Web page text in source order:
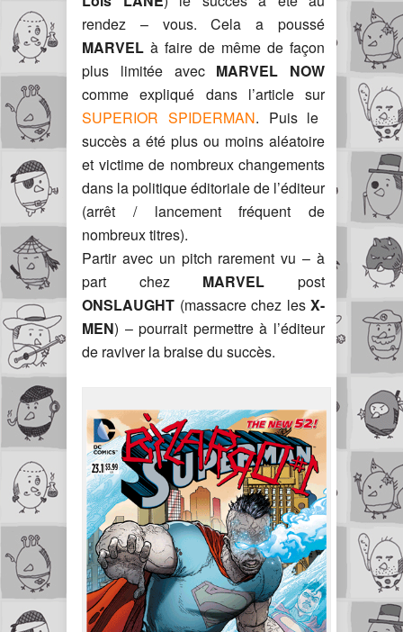
rendez – vous. Cela a poussé
MARVEL à faire de même de façon
plus limitée avec MARVEL NOW
comme expliqué dans l’article sur
SUPERIOR SPIDERMAN. Puis le
succès a été plus ou moins aléatoire
et victime de nombreux changements
dans la politique éditoriale de l’éditeur
(arrêt / lancement fréquent de
nombreux titres).
Partir avec un pitch rarement vu – à
part chez MARVEL post
ONSLAUGHT (massacre chez les X-
MEN) – pourrait permettre à l’éditeur
de raviver la braise du succès.